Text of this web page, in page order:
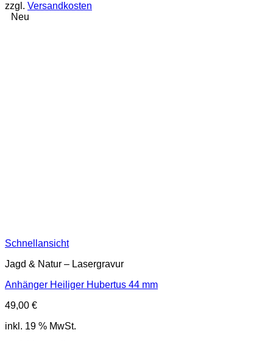
zzgl. Versandkosten
Neu
Schnellansicht
Jagd & Natur – Lasergravur
Anhänger Heiliger Hubertus 44 mm
49,00 €
inkl. 19 % MwSt.